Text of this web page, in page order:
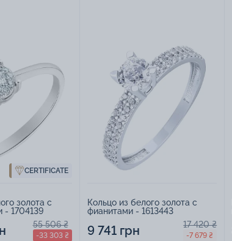
CERTIFICATE
золота с
- 1704139
55 506 ₴
-33 303 ₴
Кольцо из белого золота с
фианитами - 1613443
9 741 грн 17 420 ₴
-7 679 ₴